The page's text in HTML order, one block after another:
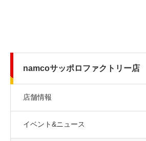
namcoサッポロファクトリー店
店舗情報
イベント&ニュース